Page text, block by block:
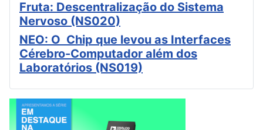
Fruta: Descentralização do Sistema
Nervoso (NS020)
NEO: O Chip que levou as Interfaces
Cérebro-Computador além dos
Laboratórios (NS019)